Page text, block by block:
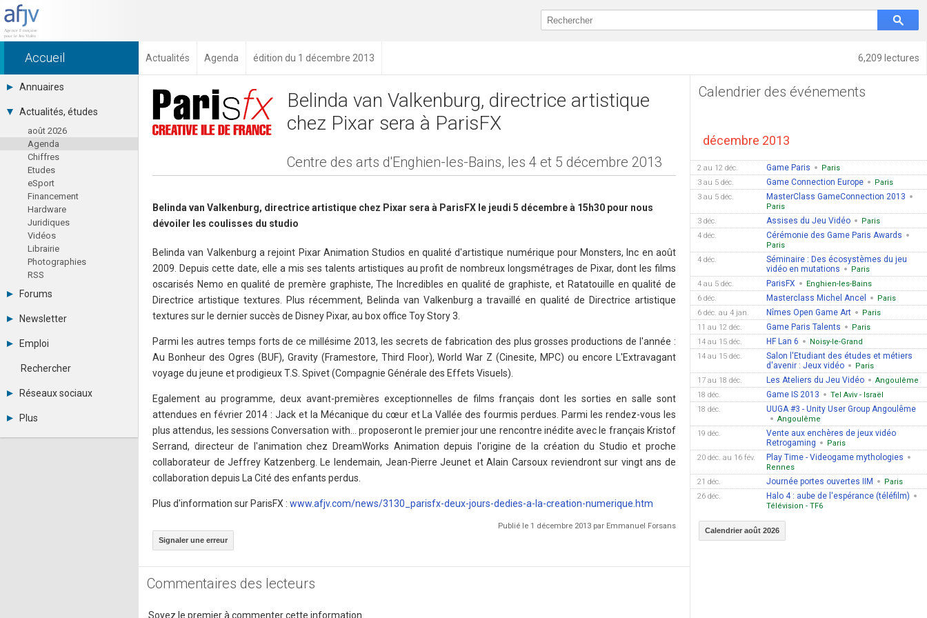
6,209 lectures
Accueil Actualités Agenda édition du 1 décembre 2013
Annuaires
Toutes les sociétés (691)
Studios (418)
Editeurs (49)
Distributeurs (16)
Hard. / Accessoires (10)
Middlewares (15)
Prestataires (99)
Assoc. / Syndicats (21)
Formations / Ecoles (46)
Presse spécialisée (17)
Actualités, études
août 2026
Agenda
Chiffres
Etudes
eSport
Financement
Hardware
Juridiques
Vidéos
Librairie
Photographies
RSS
Forums
Tous les forums
Se connecter
Messages privés
Contacter un modérateur
Newsletter
Archives
Abonnement
Emploi
Consulter les annonces
Observatoire de l'emploi
Rechercher
Réseaux sociaux
LinkedIn
Plus
Annonceurs
Belinda van Valkenburg, directrice artistique
chez Pixar sera à ParisFX
Centre des arts d'Enghien-les-Bains, les 4 et 5 décembre 2013
Belinda van Valkenburg, directrice artistique chez Pixar sera à ParisFX le jeudi 5 décembre à 15h30 pour nous
dévoiler les coulisses du studio
Belinda van Valkenburg a rejoint Pixar Animation Studios en qualité d'artistique numérique pour Monsters, Inc en août
2009. Depuis cette date, elle a mis ses talents artistiques au profit de nombreux longsmétrages de Pixar, dont les films
oscarisés Nemo en qualité de premère graphiste, The Incredibles en qualité de graphiste, et Ratatouille en qualité de
Directrice artistique textures. Plus récemment, Belinda van Valkenburg a travaillé en qualité de Directrice artistique
textures sur le dernier succès de Disney Pixar, au box office Toy Story 3.
Parmi les autres temps forts de ce millésime 2013, les secrets de fabrication des plus grosses productions de l'année :
Au Bonheur des Ogres (BUF), Gravity (Framestore, Third Floor), World War Z (Cinesite, MPC) ou encore L'Extravagant
voyage du jeune et prodigieux T.S. Spivet (Compagnie Générale des Effets Visuels).
Egalement au programme, deux avant-premières exceptionnelles de films français dont les sorties en salle sont
attendues en février 2014 : Jack et la Mécanique du cœur et La Vallée des fourmis perdues. Parmi les rendez-vous les
plus attendus, les sessions Conversation with… proposeront le premier jour une rencontre inédite avec le français Kristof
Serrand, directeur de l'animation chez DreamWorks Animation depuis l'origine de la création du Studio et proche
collaborateur de Jeffrey Katzenberg. Le lendemain, Jean-Pierre Jeunet et Alain Carsoux reviendront sur vingt ans de
collaboration depuis La Cité des enfants perdus.
Plus d'information sur ParisFX : www.afjv.com/news/3130_parisfx-deux-jours-dedies-a-la-creation-numerique.htm
Publié le 1 décembre 2013 par Emmanuel Forsans
Signaler une erreur
Commentaires des lecteurs
Soyez le premier à commenter cette information.
Calendrier des événements
décembre 2013
2 au 12 déc. Game Paris
Paris
3 au 5 déc.
Game Connection Europe
Paris
3 au 5 déc.
MasterClass GameConnection 2013
Paris
3 déc.
Assises du Jeu Vidéo
Paris
4 déc.
Cérémonie des Game Paris Awards
Paris
4 déc.
Séminaire : Des écosystèmes du jeu
vidéo en mutations
Paris
4 au 5 déc.
ParisFX
Enghien-les-Bains
6 déc.
Masterclass Michel Ancel
Paris
6 déc. au 4 jan.
Nîmes Open Game Art
Paris
11 au 12 déc.
Game Paris Talents
Paris
14 au 15 déc.
HF Lan 6
Noisy-le-Grand
14 au 15 déc.
Salon l'Etudiant des études et métiers
d'avenir : Jeux vidéo
Paris
17 au 18 déc.
Les Ateliers du Jeu Vidéo
Angoulême
18 déc.
Game IS 2013
Tel Aviv - Israël
18 déc.
UUGA #3 - Unity User Group Angoulême
Angoulême
19 déc.
Vente aux enchères de jeux vidéo
Retrogaming
Paris
20 déc. au 16 fév.
Play Time - Videogame mythologies
Rennes
21 déc.
Journée portes ouvertes IIM
Paris
26 déc.
Halo 4 : aube de l'espérance (téléfilm)
Télévision - TF6
Calendrier août 2026